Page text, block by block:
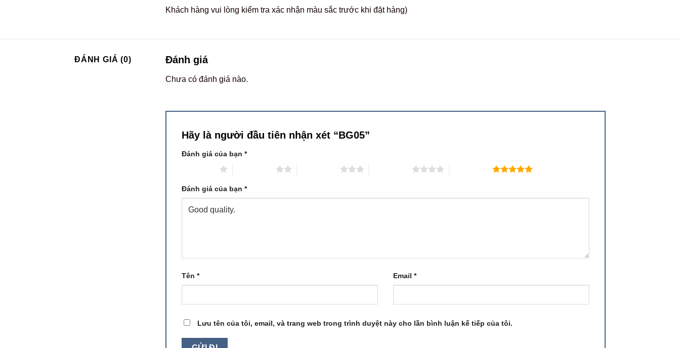
Khách hàng vui lòng kiểm tra xác nhận màu sắc trước khi đặt hàng)
ĐÁNH GIÁ (0) Đánh giá
Chưa có đánh giá nào.
Hãy là người đầu tiên nhận xét “BG05”
Đánh giá của bạn *
5 trên 5 sao
Đánh giá của bạn *
Tên * Email *
Lưu tên của tôi, email, và trang web trong trình duyệt này cho lần bình luận kế tiếp của tôi.